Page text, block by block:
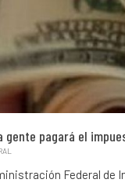
gente pagará el
Federal de